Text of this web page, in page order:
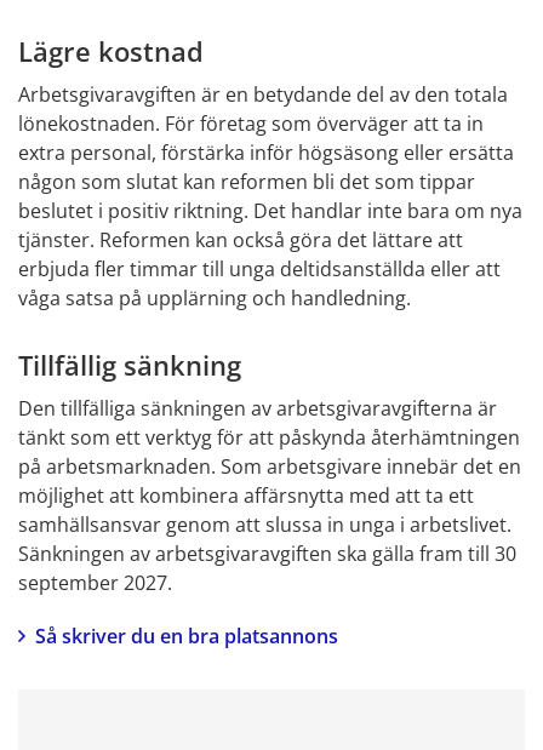
Lägre kostnad
Arbetsgivaravgiften är en betydande del av den totala
lönekostnaden. För företag som överväger att ta in
extra personal, förstärka inför högsäsong eller ersätta
någon som slutat kan reformen bli det som tippar
beslutet i positiv riktning. Det handlar inte bara om nya
tjänster. Reformen kan också göra det lättare att
erbjuda fler timmar till unga deltidsanställda eller att
våga satsa på upplärning och handledning.
Tillfällig sänkning
Den tillfälliga sänkningen av arbetsgivaravgifterna är
tänkt som ett verktyg för att påskynda återhämtningen
på arbetsmarknaden. Som arbetsgivare innebär det en
möjlighet att kombinera affärsnytta med att ta ett
samhällsansvar genom att slussa in unga i arbetslivet.
Sänkningen av arbetsgivaravgiften ska gälla fram till 30
september 2027.
Så skriver du en bra platsannons